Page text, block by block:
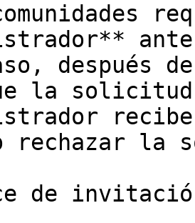
después
la solicitud
rechazar la
de